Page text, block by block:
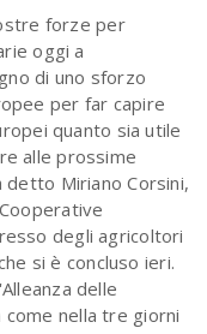
forze per
oggi a
di uno sforzo
per far capire
quanto sia utile
alle prossime
Miriano Corsini,
degli agricoltori
si è concluso ieri.
delle
nella tre giorni